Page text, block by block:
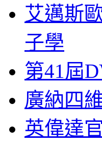
艾邁斯
子學
第41屆
廣納四
英偉達